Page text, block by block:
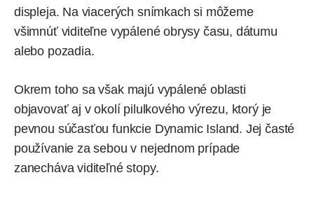
displeja. Na viacerých snímkach si môžeme
všimnúť viditeľne vypálené obrysy času, dátumu
alebo pozadia.
Okrem toho sa však majú vypálené oblasti
objavovať aj v okolí pilulkového výrezu, ktorý je
pevnou súčasťou funkcie Dynamic Island. Jej časté
používanie za sebou v nejednom prípade
zanecháva viditeľné stopy.